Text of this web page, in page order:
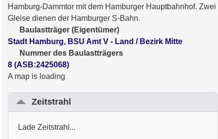
Hamburg-Dammtor mit dem Hamburger Hauptbahnhof. Zwei
Gleise dienen der Hamburger S-Bahn.
Baulastträger (Eigentümer)
Stadt Hamburg, BSU Amt V - Land / Bezirk Mitte
Nummer des Baulastträgers
8 (ASB:2425068)
A map is loading
Zeitstrahl
Lade Zeitstrahl...